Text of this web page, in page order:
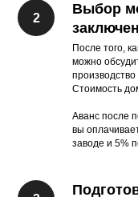
Выбор
После того,
можно
Стоимость
Аванс после
вы
заводе и 5%